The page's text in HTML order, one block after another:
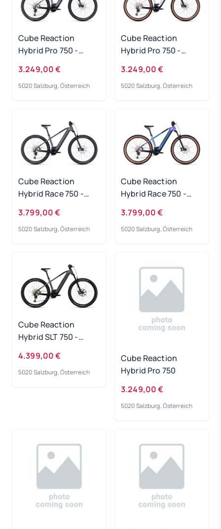
Cube Reaction
Hybrid Pro 750 -
Rahmengröße: S
3.249,00 €
5020 Salzburg, Österreich
Cube Reaction
Hybrid Pro 750 -
Rahmengröße: XXL
3.249,00 €
5020 Salzburg, Österreich
Cube Reaction
Hybrid Race 750 -
Rahmengröße: S
3.799,00 €
5020 Salzburg, Österreich
Cube Reaction
Hybrid Race 750 -
Rahmengröße: S
3.799,00 €
5020 Salzburg, Österreich
Cube Reaction
Hybrid SLT 750 -
Rahmengröße: L
4.399,00 €
5020 Salzburg, Österreich
Cube Reaction
Hybrid Pro 750
3.249,00 €
5020 Salzburg, Österreich